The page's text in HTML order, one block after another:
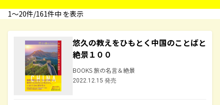
1〜20件/161件中 を表示
悠久の教えをひもとく中国のことばと
絶景１００
BOOKS 旅の名言＆絶景
2022.12.15 発売